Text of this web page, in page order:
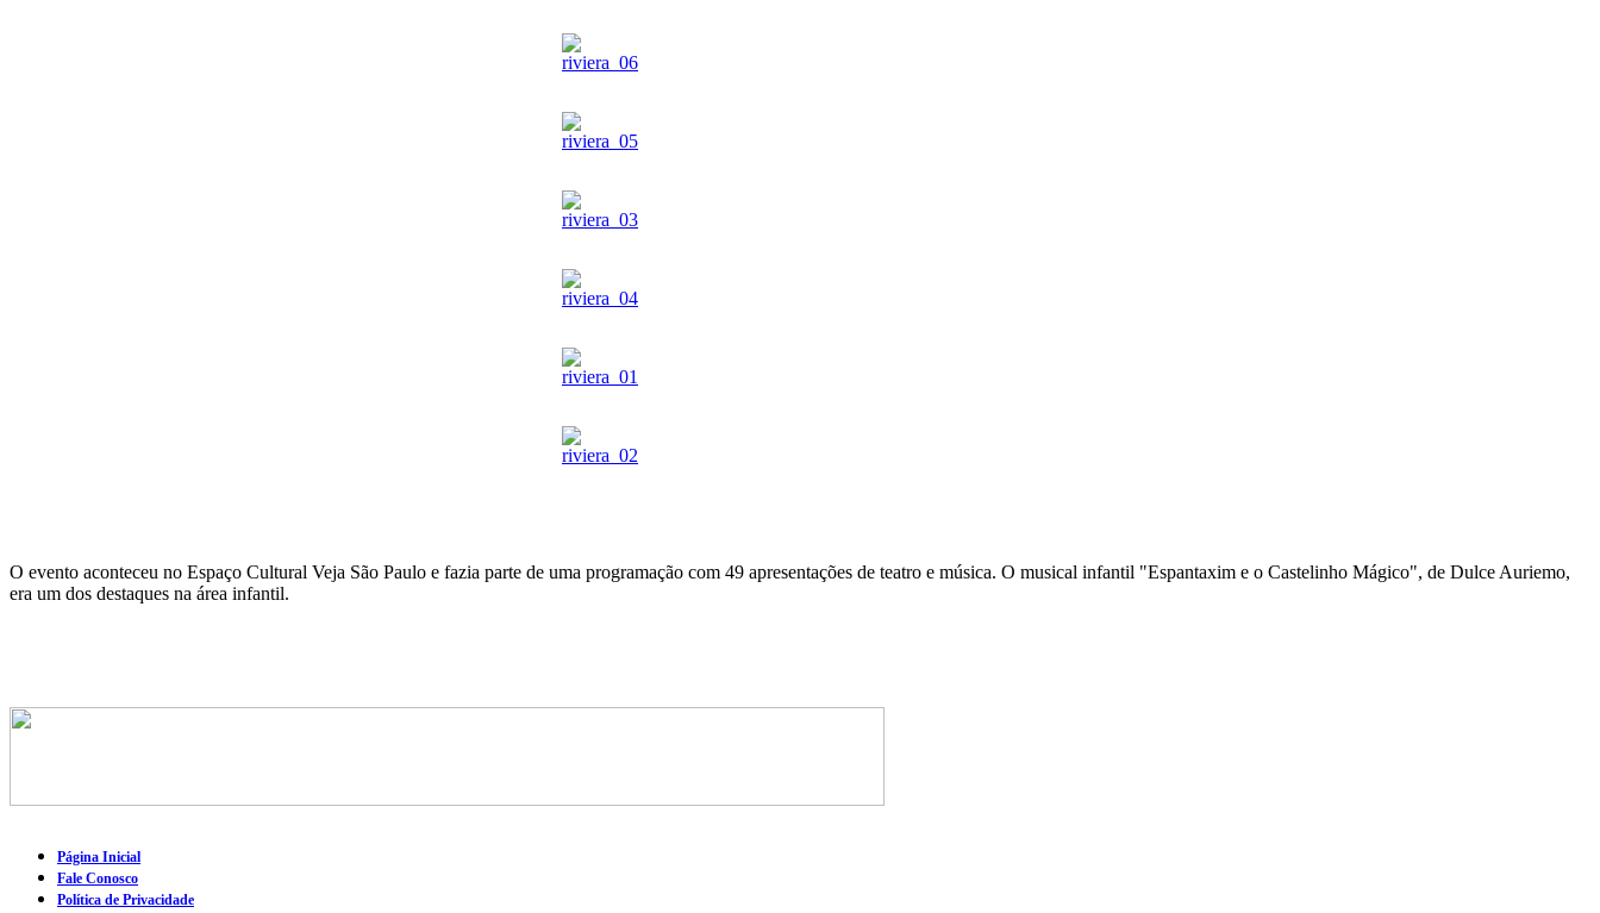
O evento aconteceu no Espaço Cultural Veja São Paulo e fazia parte de uma programação com 49 apresentações de teatro e música. O musical infantil "Espantaxim e o Castelinho Mágico", de Dulce Auriemo,
era um dos destaques na área infantil.
Página Inicial
Fale Conosco
Política de Privacidade